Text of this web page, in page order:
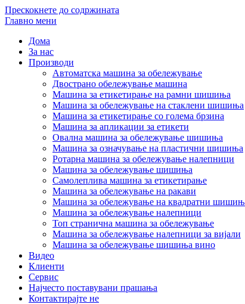
Прескокнете до содржината
Главно мени
Дома
За нас
Производи
Автоматска машина за обележување
Двострано обележување машина
Машина за етикетирање на рамни шишиња
Машина за обележување на стаклени шишиња
Машина за етикетирање со голема брзина
Машина за апликации за етикети
Овална машина за обележување шишиња
Машина за означување на пластични шишиња
Ротарна машина за обележување налепници
Машина за обележување шишиња
Самолеплива машина за етикетирање
Машина за обележување на ракави
Машина за обележување на квадратни
Машина за обележување налепници
Топ странична машина за обележување
Машина за обележување налепници за вијали
Машина за обележување шишиња вино
Видео
Клиенти
Сервис
Најчесто поставувани прашања
Контактирајте не